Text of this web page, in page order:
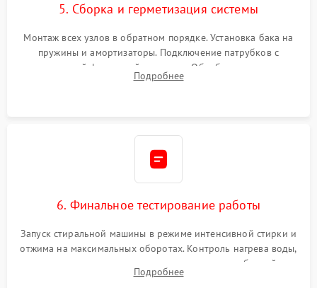
5. Сборка и герметизация системы
Монтаж всех узлов в обратном порядке. Установка бака на
пружины и амортизаторы. Подключение патрубков с
надежной фиксацией хомутами. Обработка стыков
герметиком для предотвращения возможных протечек воды.
Подробнее
6. Финальное тестирование работы
Запуск стиральной машины в режиме интенсивной стирки и
отжима на максимальных оборотах. Контроль нагрева воды,
корректности слива, отсутствия излишних вибраций,
посторонних стуков и протечек под корпусом.
Подробнее